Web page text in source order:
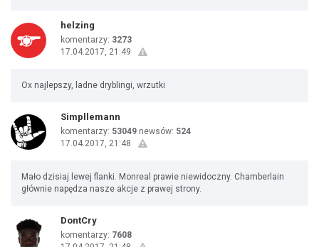
helzing
komentarzy: 3273
17.04.2017, 21:49
Ox najlepszy, ladne dryblingi, wrzutki
Simpllemann
komentarzy: 53049 newsów: 524
17.04.2017, 21:48
Mało dzisiaj lewej flanki. Monreal prawie niewidoczny. Chamberlain
głównie napędza nasze akcje z prawej strony.
DontCry
komentarzy: 7608